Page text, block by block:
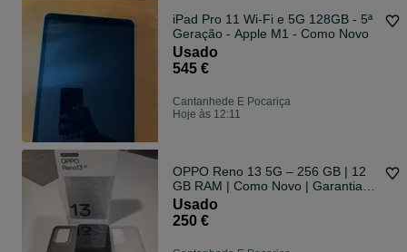
iPad Pro 11 Wi-Fi e 5G 128GB - 5ª
Geração - Apple M1 - Como Novo
Usado
545 €
Cantanhede E Pocariça
Hoje às 12:11
OPPO Reno 13 5G – 256 GB | 12
GB RAM | Como Novo | Garantia
até 05/2028
Usado
250 €